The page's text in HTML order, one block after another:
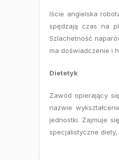
Iście angielska
spędzają czas na
Szlachetność
ma doświadczenie i
Dietetyk
Zawód opierający
nazwie
jednostki. Zajmuje
specjalistyczne